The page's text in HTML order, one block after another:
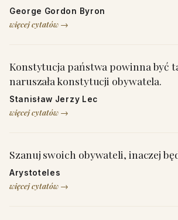
George Gordon Byron
więcej cytatów →
Konstytucja państwa powinna być
naruszała konstytucji obywatela.
Stanisław Jerzy Lec
więcej cytatów →
Szanuj swoich obywateli, inaczej
Arystoteles
więcej cytatów →